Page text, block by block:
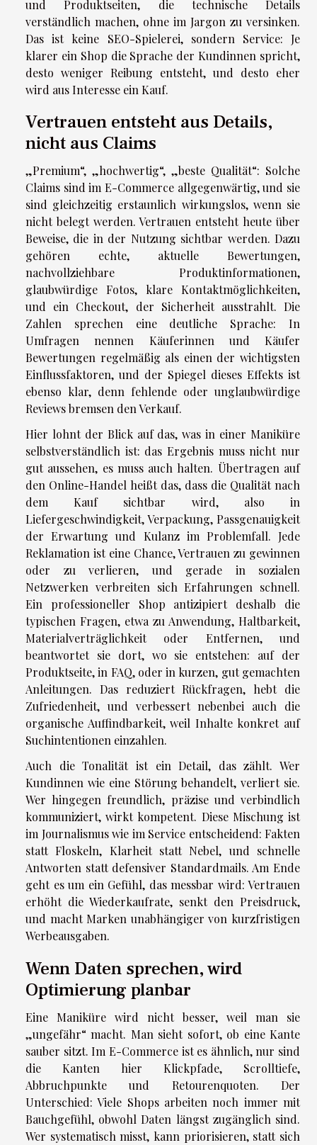
und Produktseiten, die technische Details
verständlich machen, ohne im Jargon zu versinken.
Das ist keine SEO-Spielerei, sondern Service: Je
klarer ein Shop die Sprache der Kundinnen spricht,
desto weniger Reibung entsteht, und desto eher
wird aus Interesse ein Kauf.
Vertrauen entsteht aus Details,
nicht aus Claims
„Premium“, „hochwertig“, „beste Qualität“: Solche
Claims sind im E-Commerce allgegenwärtig, und sie
sind gleichzeitig erstaunlich wirkungslos, wenn sie
nicht belegt werden. Vertrauen entsteht heute über
Beweise, die in der Nutzung sichtbar werden. Dazu
gehören echte, aktuelle Bewertungen,
nachvollziehbare Produktinformationen,
glaubwürdige Fotos, klare Kontaktmöglichkeiten,
und ein Checkout, der Sicherheit ausstrahlt. Die
Zahlen sprechen eine deutliche Sprache: In
Umfragen nennen Käuferinnen und Käufer
Bewertungen regelmäßig als einen der wichtigsten
Einflussfaktoren, und der Spiegel dieses Effekts ist
ebenso klar, denn fehlende oder unglaubwürdige
Reviews bremsen den Verkauf.
Hier lohnt der Blick auf das, was in einer Maniküre
selbstverständlich ist: das Ergebnis muss nicht nur
gut aussehen, es muss auch halten. Übertragen auf
den Online-Handel heißt das, dass die Qualität nach
dem Kauf sichtbar wird, also in
Liefergeschwindigkeit, Verpackung, Passgenauigkeit
der Erwartung und Kulanz im Problemfall. Jede
Reklamation ist eine Chance, Vertrauen zu gewinnen
oder zu verlieren, und gerade in sozialen
Netzwerken verbreiten sich Erfahrungen schnell.
Ein professioneller Shop antizipiert deshalb die
typischen Fragen, etwa zu Anwendung, Haltbarkeit,
Materialverträglichkeit oder Entfernen, und
beantwortet sie dort, wo sie entstehen: auf der
Produktseite, in FAQ, oder in kurzen, gut gemachten
Anleitungen. Das reduziert Rückfragen, hebt die
Zufriedenheit, und verbessert nebenbei auch die
organische Auffindbarkeit, weil Inhalte konkret auf
Suchintentionen einzahlen.
Auch die Tonalität ist ein Detail, das zählt. Wer
Kundinnen wie eine Störung behandelt, verliert sie.
Wer hingegen freundlich, präzise und verbindlich
kommuniziert, wirkt kompetent. Diese Mischung ist
im Journalismus wie im Service entscheidend: Fakten
statt Floskeln, Klarheit statt Nebel, und schnelle
Antworten statt defensiver Standardmails. Am Ende
geht es um ein Gefühl, das messbar wird: Vertrauen
erhöht die Wiederkaufrate, senkt den Preisdruck,
und macht Marken unabhängiger von kurzfristigen
Werbeausgaben.
Wenn Daten sprechen, wird
Optimierung planbar
Eine Maniküre wird nicht besser, weil man sie
„ungefähr“ macht. Man sieht sofort, ob eine Kante
sauber sitzt. Im E-Commerce ist es ähnlich, nur sind
die Kanten hier Klickpfade, Scrolltiefe,
Abbruchpunkte und Retourenquoten. Der
Unterschied: Viele Shops arbeiten noch immer mit
Bauchgefühl, obwohl Daten längst zugänglich sind.
Wer systematisch misst, kann priorisieren, statt sich